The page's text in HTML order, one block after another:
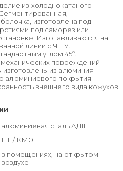
из холоднокатаного
изготовлена под
под саморез или
Изготавливаются на
линии с ЧПУ.
углом 45º.
повреждений
изготовлены из алюминия
алюминиевого покрытия
внешнего вида кожухов
алюминиевая сталь АД1Н
НГ / КМ0
в помещениях, на открытом
воздухе